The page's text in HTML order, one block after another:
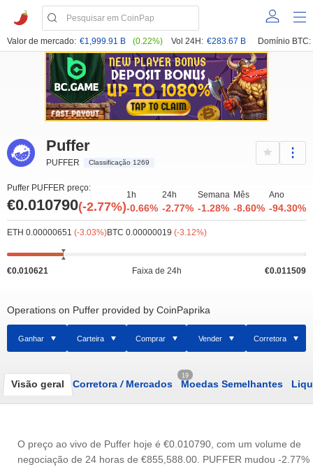
Valor de mercado: €1,999.91 B (0.22%) Vol 24H: €283.67 B Domínio BTC:
Puffer
PUFFER Classificação 1269
Puffer PUFFER preço:
€0.010790(-2.77%)
1h
-0.66%
24h
-2.77%
Semana
-1.28%
Mês
-8.60%
Ano
-94.30%
ETH 0.00000651 (-3.03%)BTC 0.00000019 (-3.12%)
€0.010621 Faixa de 24h €0.011509
Operations on Puffer provided by CoinPaprika
Ganhar Carteira Comprar Vender Corretora
Visão geral Corretora /Mercados
19
Moedas Semelhantes
O preço ao vivo de Puffer hoje é €0.010790 , com um volume de
negociação de 24 horas de €855,588.00 . PUFFER mudou -2.77%